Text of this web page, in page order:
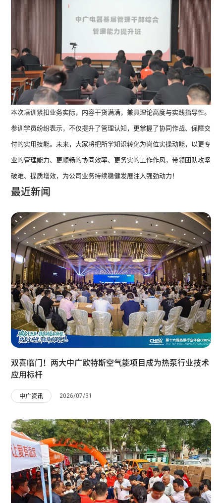
本次培训紧扣业务实际，内容干货满满，兼具理论高度与实践指导性。
参训学员纷纷表示，不仅提升了管理认知，更掌握了协同作战、保障交
付的实用技能。未来，大家将把所学知识转化为岗位实操动能，以更专
业的管理能力、更顺畅的协同效率、更务实的工作作风，带领团队攻坚
破难、提质增效，为公司业务持续稳健发展注入强劲动力！
最近新闻
双喜临门！两大中广欧特斯空气能项目成为热泵行业技术
应用标杆
中广资讯 2026/07/31